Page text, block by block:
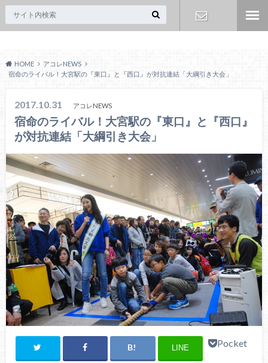
せ
HOME
アコレNEWS
宿命のライバル！大宮駅の『東口』と『西口』が対抗連結「大綱引き大会」
2017.10.31 アコレNEWS
宿命のライバル！大宮駅の『東口』と『西口』
が対抗連結「大綱引き大会」
LINE Pocket